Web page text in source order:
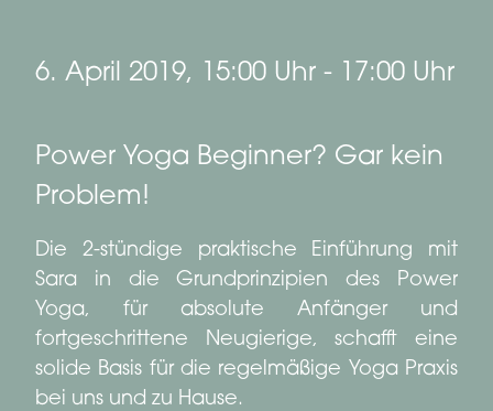
6. April 2019, 15:00 Uhr - 17:00 Uhr
Power Yoga Beginner? Gar kein
Problem!
Die 2-stündige praktische Einführung mit
Sara in die Grundprinzipien des Power
Yoga, für absolute Anfänger und
fortgeschrittene Neugierige, schafft eine
solide Basis für die regelmäßige Yoga Praxis
bei uns und zu Hause.